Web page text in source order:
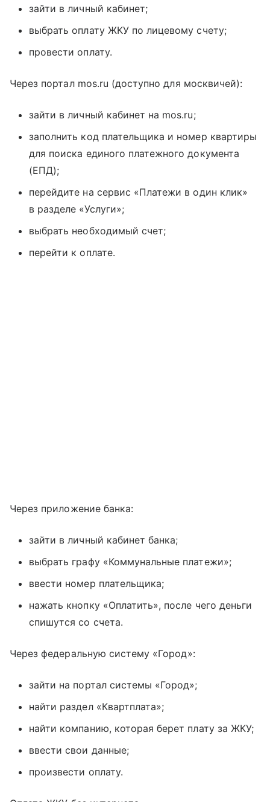
зайти в личный кабинет;
выбрать оплату ЖКУ по лицевому счету;
провести оплату.
Через портал mos.ru (доступно для москвичей):
зайти в личный кабинет на mos.ru;
заполнить код плательщика и номер квартиры
для поиска единого платежного документа
(ЕПД);
перейдите на сервис «Платежи в один клик»
в разделе «Услуги»;
выбрать необходимый счет;
перейти к оплате.
Через приложение банка:
зайти в личный кабинет банка;
выбрать графу «Коммунальные платежи»;
ввести номер плательщика;
нажать кнопку «Оплатить», после чего деньги
спишутся со счета.
Через федеральную систему «Город»:
зайти на портал системы «Город»;
найти раздел «Квартплата»;
найти компанию, которая берет плату за ЖКУ;
ввести свои данные;
произвести оплату.